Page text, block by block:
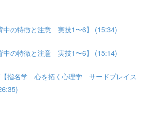
中の特徴と注意 実技1〜6】 (15:34)
中の特徴と注意 実技1〜6】 (15:14)
【指名学 心を拓く心理学 サードプレイス